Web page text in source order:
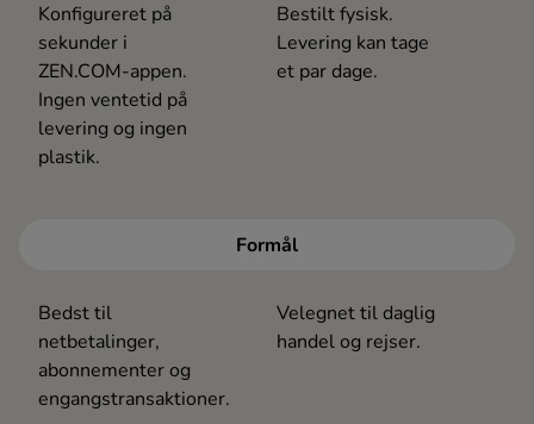
Konfigureret på
sekunder i
ZEN.COM-appen.
Ingen ventetid på
levering og ingen
plastik.
Bestilt fysisk.
Levering kan tage
et par dage.
Formål
Bedst til
netbetalinger,
abonnementer og
engangstransaktioner.
Velegnet til daglig
handel og rejser.